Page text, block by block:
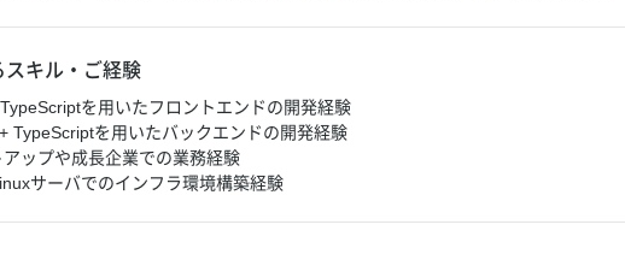
スキル・ご経験
を用いたフロントエンドの開発経験
TypeScriptを用いたバックエンドの開発経験
アップや成長企業での業務経験
サーバでのインフラ環境構築経験